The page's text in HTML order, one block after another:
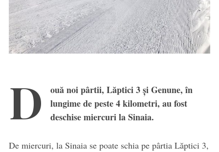
D
ouă noi pârtii, Lăptici 3 și Genune, în
lungime de peste 4 kilometri, au fost
deschise miercuri la Sinaia.
De miercuri, la Sinaia se poate schia pe pârtia Lăptici 3,